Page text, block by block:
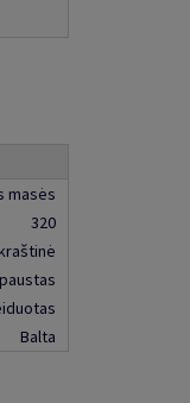
masės
320
Balta